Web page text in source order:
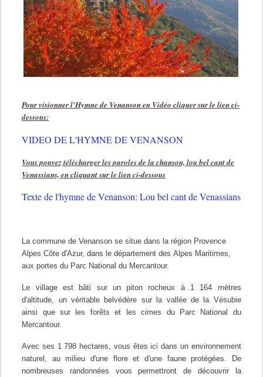
Pour visionner l'Hymne de Venanson en Vidéo cliquer sur le lien ci-
dessous:
VIDEO DE L'HYMNE DE VENANSON
Vous pouvez télécharger les paroles de la chanson, lou bel cant de
Venassians, en cliquant sur le lien ci-dessous
Texte de l'hymne de Venanson: Lou bel cant de Venassians
La commune de Venanson se situe dans la région Provence
Alpes Côte d'Azur, dans le département des Alpes Maritimes,
aux portes du Parc National du Mercantour.
Le village est bâti sur un piton rocheux à 1 164 mètres
d'altitude, un véritable belvédère sur la vallée de la Vésubie
ainsi que sur les forêts et les cimes du Parc National du
Mercantour.
Avec ses 1 798 hectares, vous êtes ici dans un environnement
naturel, au milieu d'une flore et d'une faune protégées. De
nombreuses randonnées vous permettront de découvrir la